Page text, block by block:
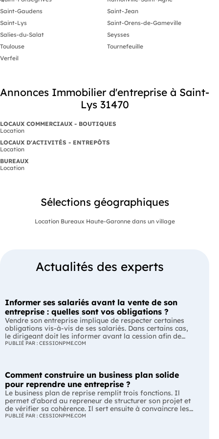
Saint-Gaudens
Saint-Jean
Saint-Lys
Saint-Orens-de-Gameville
Salies-du-Salat
Seysses
Toulouse
Tournefeuille
Verfeil
Annonces Immobilier d'entreprise à Saint-
Lys 31470
LOCAUX COMMERCIAUX - BOUTIQUES
Location
LOCAUX D'ACTIVITÉS - ENTREPÔTS
Location
BUREAUX
Location
Sélections géographiques
Location Bureaux Haute-Garonne dans un village
Actualités des experts
Informer ses salariés avant la vente de son
entreprise : quelles sont vos obligations ?
Vendre son entreprise implique de respecter certaines
obligations vis-à-vis de ses salariés. Dans certains cas,
le dirigeant doit les informer avant la cession afin de
leur permettre, s'ils le souhaitent, de présenter une offre
L'essentiel Les entreprises de moins de 250 salariés sont
soumises, dans certains cas, à une obligation
d'information préalable des salariés. Cette obligation
concerne la vente d'un fonds de commerce ou la cession
de la majorité des titres d'une société. Le délai
d'information varie selon la taille de l'entreprise. Les
PUBLIÉ PAR : CESSIONPME.COM
Comment construire un business plan solide
pour reprendre une entreprise ?
Le business plan de reprise remplit trois fonctions. Il
permet d'abord au repreneur de structurer son projet et
de vérifier sa cohérence. Il sert ensuite à convaincre les
banques et les partenaires financiers de l'accompagner.
PUBLIÉ PAR : CESSIONPME.COM